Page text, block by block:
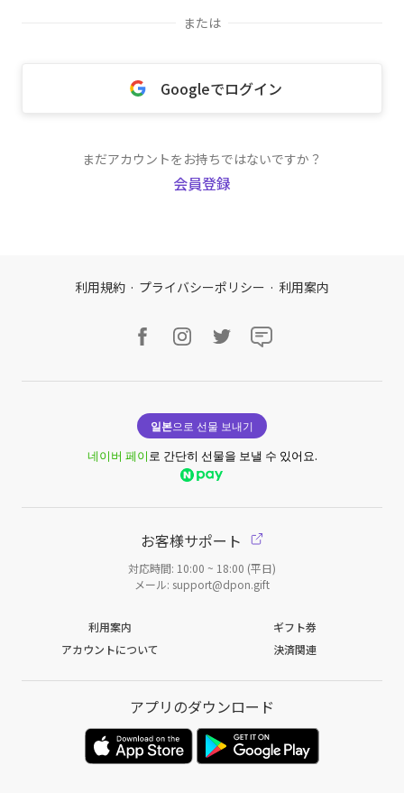
または
Googleでログイン
まだアカウントをお持ちではないですか？
会員登録
利用規約 · プライバシーポリシー · 利用案内
일본으로 선물 보내기
네이버 페이로 간단히 선물을 보낼 수 있어요.
お客様サポート
対応時間: 10:00 ~ 18:00 (平日)
メール: support@dpon.gift
利用案内
ギフト券
アカウントについて
決済関連
アプリのダウンロード